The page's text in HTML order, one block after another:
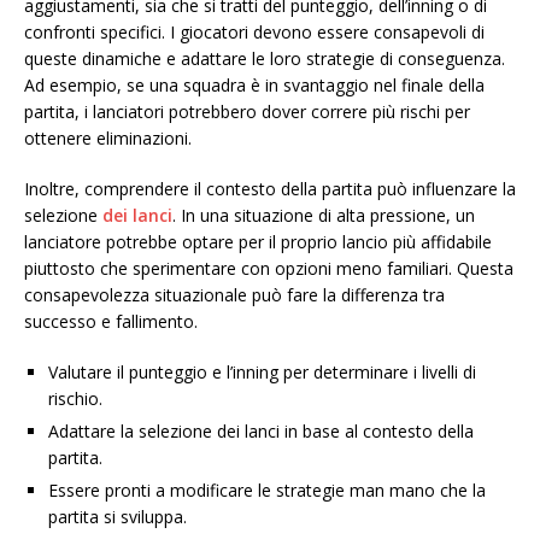
aggiustamenti, sia che si tratti del punteggio, dell’inning o di
confronti specifici. I giocatori devono essere consapevoli di
queste dinamiche e adattare le loro strategie di conseguenza.
Ad esempio, se una squadra è in svantaggio nel finale della
partita, i lanciatori potrebbero dover correre più rischi per
ottenere eliminazioni.
Inoltre, comprendere il contesto della partita può influenzare la
selezione dei lanci. In una situazione di alta pressione, un
lanciatore potrebbe optare per il proprio lancio più affidabile
piuttosto che sperimentare con opzioni meno familiari. Questa
consapevolezza situazionale può fare la differenza tra
successo e fallimento.
Valutare il punteggio e l’inning per determinare i livelli di
rischio.
Adattare la selezione dei lanci in base al contesto della
partita.
Essere pronti a modificare le strategie man mano che la
partita si sviluppa.